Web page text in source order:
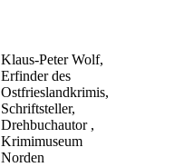
Klaus-Peter Wolf,
Erfinder des
Ostfrieslandkrimis,
Schriftsteller,
Drehbuchautor ,
Krimimuseum
Norden